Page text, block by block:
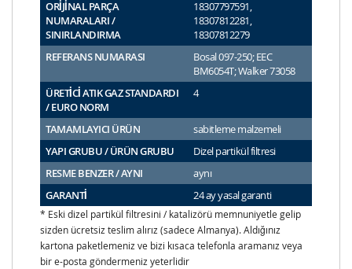
ORİJİNAL PARÇA
NUMARALARI /
SINIRLANDIRMA
18307797591,
18307812281,
18307812279
REFERANS NUMARASI
Bosal 097-250; EEC
BM6054T; Walker 73058
ÜRETİCİ ATIK GAZ STANDARDI
/ EURO NORM
4
TAMAMLAYICI ÜRÜN
sabitleme malzemeli
YAPI GRUBU / ÜRÜN GRUBU
Dizel partikül filtresi
RESME BENZER / AYNI
aynı
GARANTİ
24 ay yasal garanti
* Eski dizel partikül filtresini / katalizörü memnuniyetle gelip
sizden ücretsiz teslim alırız (sadece Almanya). Aldığınız
kartona paketlemeniz ve bizi kısaca telefonla aramanız veya
bir e-posta göndermeniz yeterlidir